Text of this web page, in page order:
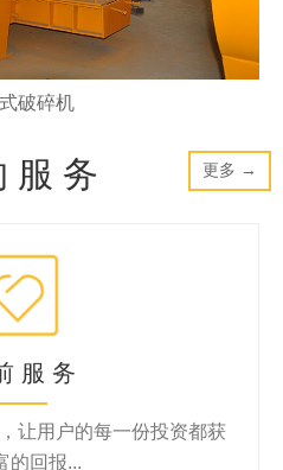
破碎机
服 务 更多 →
服 务
让用户的每一份投资都获
的回报...